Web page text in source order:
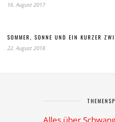
16. August 2017
SOMMER, SONNE UND EIN KURZER
22. August 2018